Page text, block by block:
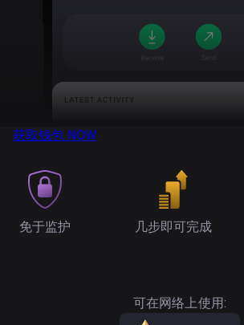
获取钱包 NOW
免于监护 几步即可完成
可在网络上使用: